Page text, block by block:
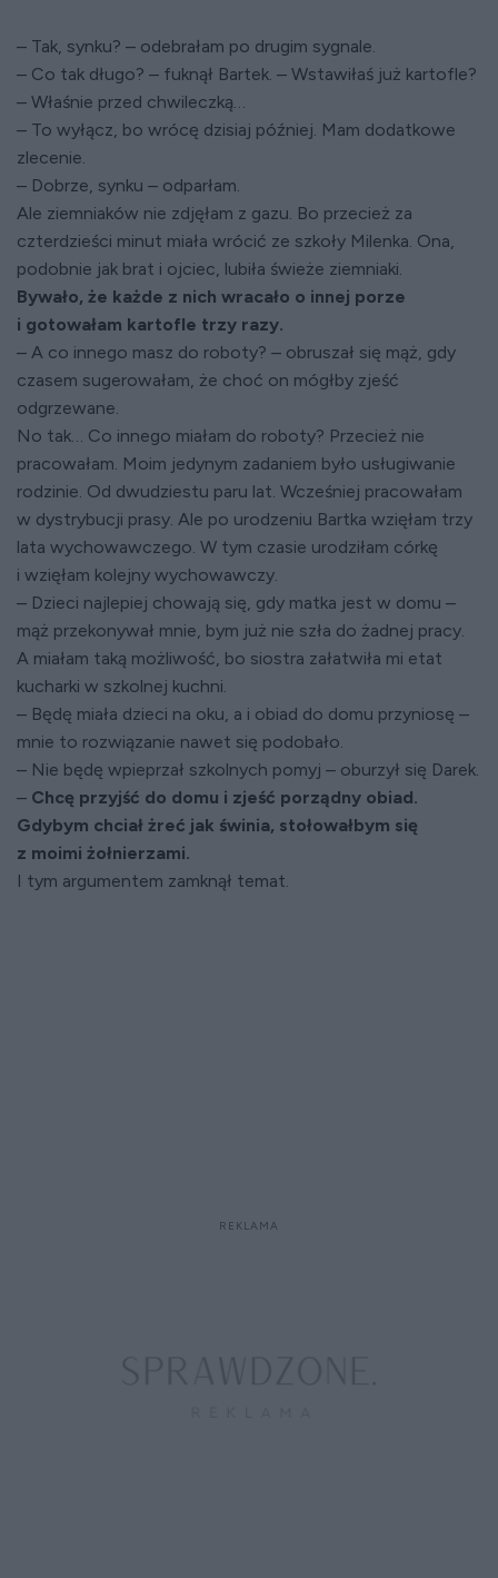
– Tak, synku? – odebrałam po drugim sygnale.
– Co tak długo? – fuknął Bartek. – Wstawiłaś już kartofle?
– Właśnie przed chwileczką…
– To wyłącz, bo wrócę dzisiaj później. Mam dodatkowe
zlecenie.
– Dobrze, synku – odparłam.
Ale ziemniaków nie zdjęłam z gazu. Bo przecież za
czterdzieści minut miała wrócić ze szkoły Milenka. Ona,
podobnie jak brat i ojciec, lubiła świeże ziemniaki.
Bywało, że każde z nich wracało o innej porze
i gotowałam kartofle trzy razy.
– A co innego masz do roboty? – obruszał się mąż, gdy
czasem sugerowałam, że choć on mógłby zjeść
odgrzewane.
No tak… Co innego miałam do roboty? Przecież nie
pracowałam. Moim jedynym zadaniem było usługiwanie
rodzinie. Od dwudziestu paru lat. Wcześniej pracowałam
w dystrybucji prasy. Ale po urodzeniu Bartka wzięłam trzy
lata wychowawczego. W tym czasie urodziłam córkę
i wzięłam kolejny wychowawczy.
– Dzieci najlepiej chowają się, gdy matka jest w domu –
mąż przekonywał mnie, bym już nie szła do żadnej pracy.
A miałam taką możliwość, bo siostra załatwiła mi etat
kucharki w szkolnej kuchni.
– Będę miała dzieci na oku, a i obiad do domu przyniosę –
mnie to rozwiązanie nawet się podobało.
– Nie będę wpieprzał szkolnych pomyj – oburzył się Darek.
– Chcę przyjść do domu i zjeść porządny obiad.
Gdybym chciał żreć jak świnia, stołowałbym się
z moimi żołnierzami.
I tym argumentem zamknął temat.